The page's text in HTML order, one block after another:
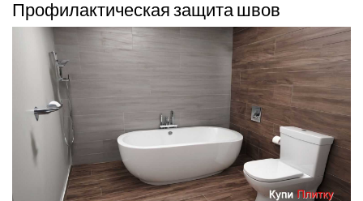
Профилактическая защита швов